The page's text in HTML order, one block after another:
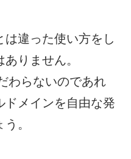
は違った使い方をし
りません。
わらないのであれ
ドメインを自由な発
。